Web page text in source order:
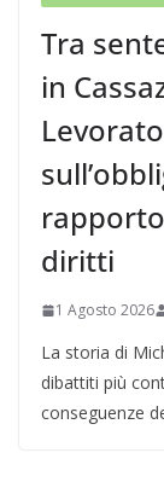
Tra
in
diritti
1 Agosto 2026
La storia di
dibattiti più
conseguenze